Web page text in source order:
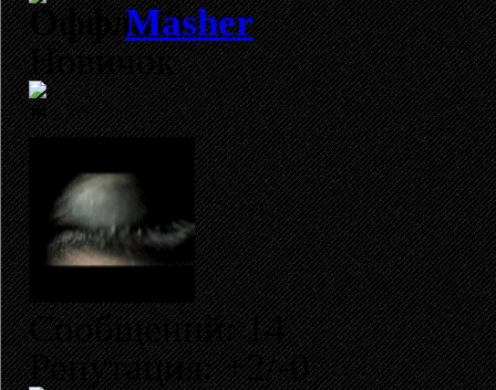
Masher
Новичок
Сообщений: 14
Репутация: +2/-0